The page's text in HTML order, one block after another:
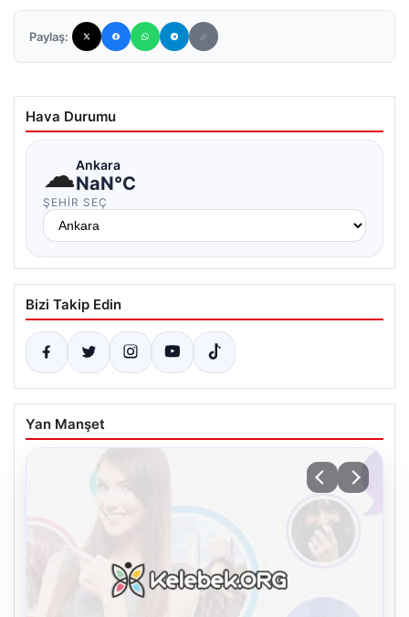
Paylaş:
Hava Durumu
☁Ankara
NaN°C
ŞEHIR SEÇ
Bizi Takip Edin
Yan Manşet